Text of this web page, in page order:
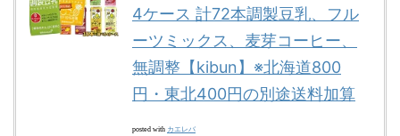
4ケース 計72本調製豆乳、フル
ーツミックス、麦芽コーヒー、
無調整【kibun】※北海道800
円・東北400円の別途送料加算
posted with カエレバ